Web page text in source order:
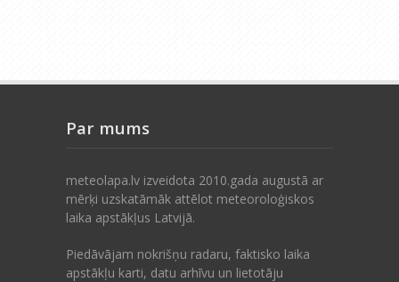
Par mums
meteolapa.lv izveidota 2010.gada augustā ar
mērķi uzskatāmāk attēlot meteoroloģiskos
laika apstākļus Latvijā.
Piedāvājam nokrišņu radaru, faktisko laika
apstākļu karti, datu arhīvu un lietotāju